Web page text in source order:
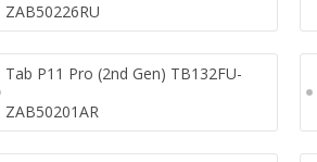
ZAB50226RU
Tab P11 Pro (2nd Gen) TB132FU-
ZAB50201AR